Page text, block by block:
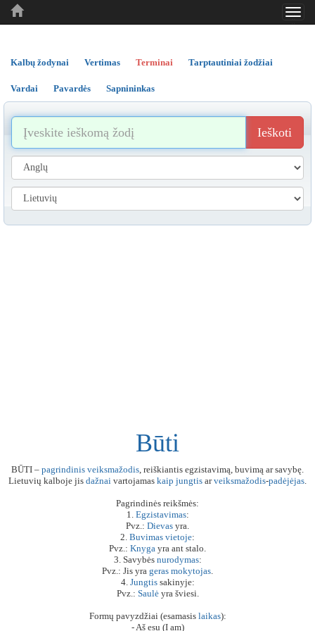
..
..
Kalbų žodynai Vertimas Terminai Tarptautiniai žodžiai
Vardai Pavardės Sapnininkas
Ieškoti
Būti
BŪTI – pagrindinis veiksmažodis, reiškiantis egzistavimą, buvimą ar savybę.
Lietuvių kalboje jis dažnai vartojamas kaip jungtis arveiksmažodis-padėjėjas.
Pagrindinės reikšmės:
1. Egzistavimas:
Pvz.: Dievas yra.
2. Buvimas vietoje:
Pvz.: Knyga yra ant stalo.
3. Savybės nurodymas:
Pvz.: Jis yra geras mokytojas.
4. Jungtissakinyje:
Pvz.: Saulėyra šviesi.
Formų pavyzdžiai (esamasis laikas):
- Aš esu (I am)